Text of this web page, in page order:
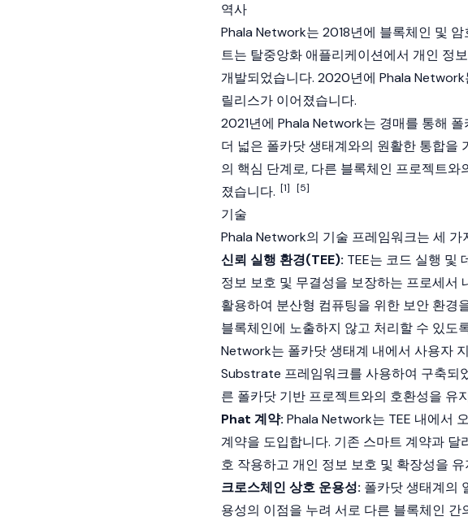
역사
Phala Network는 2018년에 블록체인 및 암
트는 탈중앙화 애플리케이션에서 개인 정
개발되었습니다. 2020년에 Phala Network
릴리스가 이어졌습니다.
2021년에 Phala Network는 경매를 통해 폴
더 넓은 폴카닷 생태계와의 원활한 통합을
의 핵심 단계로, 다른 블록체인 프로젝트
졌습니다. [1] [5]
기술
Phala Network의 기술 프레임워크는 세
신뢰 실행 환경(TEE): TEE는 코드 실행 및
정보 보호 및 무결성을 보장하는 프로세서
활용하여 분산형 컴퓨팅을 위한 보안 환경
블록체인에 노출하지 않고 처리할 수 있도
Network는 폴카닷 생태계 내에서 사용자
Substrate 프레임워크를 사용하여 구축되
른 폴카닷 기반 프로젝트와의 호환성을 유
Phat 계약: Phala Network는 TEE 내에서
계약을 도입합니다. 기존 스마트 계약과 달
호 작용하고 개인 정보 보호 및 확장성을
크로스체인 상호 운용성: 폴카닷 생태계의
용성의 이점을 누려 서로 다른 블록체인